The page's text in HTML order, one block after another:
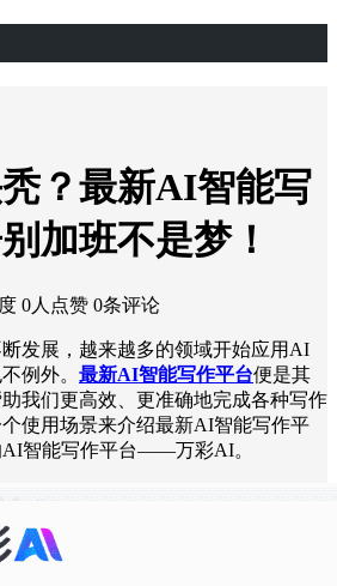
？最新AI智能写
加班不是梦！
0人点赞 0条评论
发展，越来越多的领域开始应用AI
例外。 最新AI智能写作平台便是其
我们更高效、更准确地完成各种写作
使用场景来介绍最新AI智能写作平
AI智能写作平台——万彩AI。